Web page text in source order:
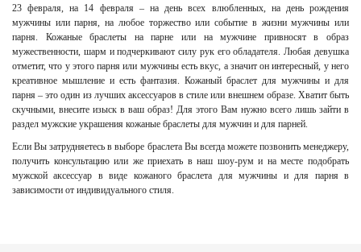
23 февраля, на 14 февраля – на день всех влюбленных, на день рождения
мужчины или парня, на любое торжество или событие в жизни мужчины или
парня. Кожаные браслеты на парне или на мужчине привносят в образ
мужественности, шарм и подчеркивают силу рук его обладателя. Любая девушка
отметит, что у этого парня или мужчины есть вкус, а значит он интересный, у него
креативное мышление и есть фантазия. Кожаный браслет для мужчины и для
парня – это один из лучших аксессуаров в стиле или внешнем образе. Хватит быть
скучными, внесите изыск в ваш образ! Для этого Вам нужно всего лишь зайти в
раздел мужские украшения кожаные браслеты для мужчин и для парней.
Если Вы затрудняетесь в выборе браслета Вы всегда можете позвонить менеджеру,
получить консультацию или же приехать в наш шоу-рум и на месте подобрать
мужской аксессуар в виде кожаного браслета для мужчины и для парня в
зависимости от индивидуального стиля.